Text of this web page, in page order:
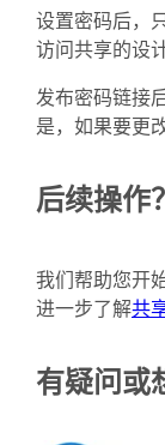
设置密码后，
访问共享的设
发布密码链接
是，如果要更
后续操作？
我们帮助您开
进一步了解共
有疑问或